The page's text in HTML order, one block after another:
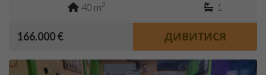
40 m2 1
166.000 € ДИВИТИСЯ